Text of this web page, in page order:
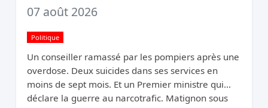
07 août 2026
Politique
Un conseiller ramassé par les pompiers après une
overdose. Deux suicides dans ses services en
moins de sept mois. Et un Premier ministre qui
déclare la guerre au narcotrafic. Matignon sous